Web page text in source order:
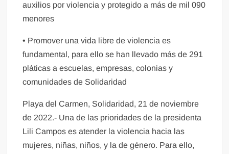
auxilios por violencia y protegido a más de mil 090
menores
• Promover una vida libre de violencia es
fundamental, para ello se han llevado más de 291
pláticas a escuelas, empresas, colonias y
comunidades de Solidaridad
Playa del Carmen, Solidaridad, 21 de noviembre
de 2022.- Una de las prioridades de la presidenta
Lili Campos es atender la violencia hacia las
mujeres, niñas, niños, y la de género. Para ello,